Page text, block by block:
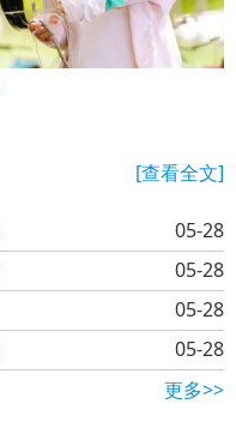
[查看全文]
05-28
05-28
05-28
05-28
更多>>